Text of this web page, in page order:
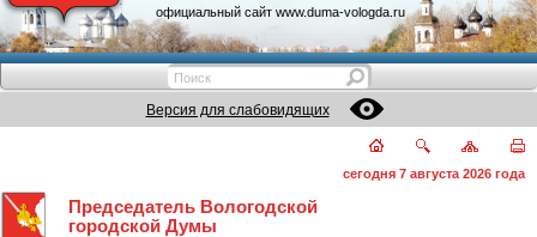
официальный сайт www.duma-vologda.ru
Версия для слабовидящих
сегодня 7 августа 2026 года
Председатель Вологодской
городской Думы